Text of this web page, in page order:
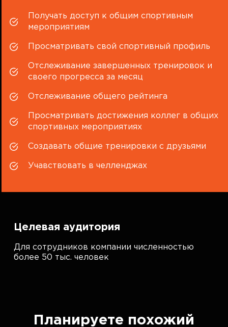
Получать доступ к общим спортивным
мероприятиям
Просматривать свой спортивный профиль
Отслеживание завершенных тренировок и
своего прогресса за месяц
Отслеживание общего рейтинга
Просматривать достижения коллег в общих
спортивных мероприятиях
Создавать общие тренировки с друзьями
Учавствовать в челленджах
Целевая аудитория
Для сотрудников компании численностью
более 50 тыс. человек
Планируете похожий